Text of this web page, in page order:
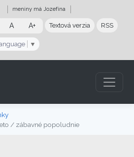
meniny má Jozefína
A A+ Textová verzia RSS
▼
/ zábavné popoludnie